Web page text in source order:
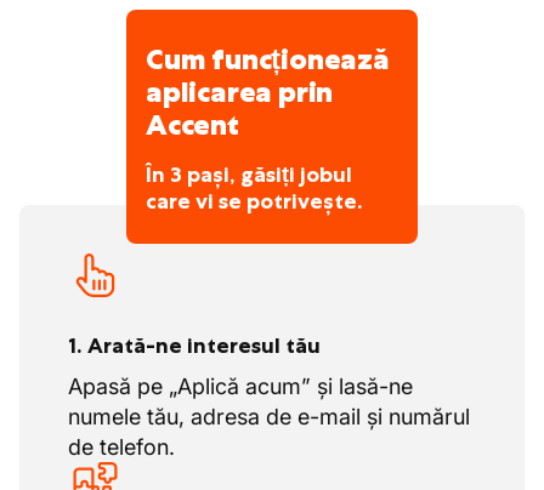
nelimitate. În acest fel, tu ca angajat
beneficiezi de siguranța locului de muncă, un
sentiment de satisfacție și proiecte frumoase
pe care le poți finaliza cu succes împreună
Această producție este specializată în
producția de panouri de beton solide,
panouri de beton izolate și elemente
prefabricate de fundație.
Cum funcționează
aplicarea prin
Accent
În 3 pași, găsiți jobul
care vi se potrivește.
1. Arată-ne interesul tău
Apasă pe „Aplică acum” și lasă-ne
numele tău, adresa de e-mail și numărul
de telefon.